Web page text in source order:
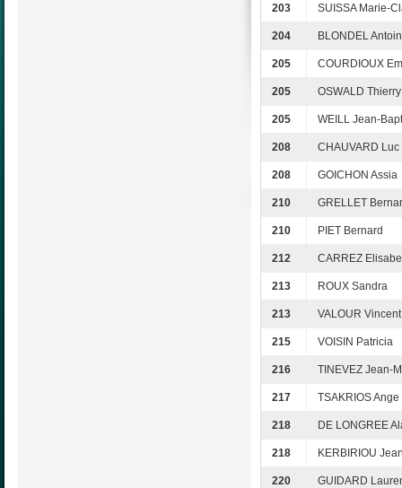
203 SUISSA Marie-
204 BLONDEL
205 COURDIOUX
205 OSWALD Thierry
205 WEILL Jean-
208 CHAUVARD Luc
208 GOICHON Assia
210 GRELLET
210 PIET Bernard
212 CARREZ
213 ROUX Sandra
213 VALOUR Vincent
215 VOISIN Patricia
216 TINEVEZ Jean-
217 TSAKRIOS Ange
218 DE LONGREE
218 KERBIRIOU
220 GUIDARD